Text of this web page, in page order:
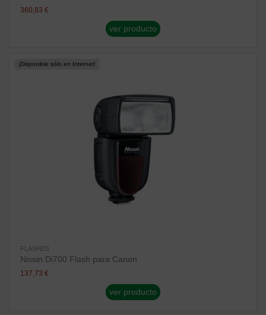
360,83 €
ver producto
¡Disponible sólo en Internet!
FLASHES
Nissin Di700 Flash para Canon
137,73 €
ver producto